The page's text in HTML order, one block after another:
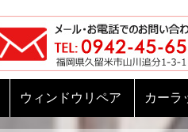
ウィンドウリペア カーラ